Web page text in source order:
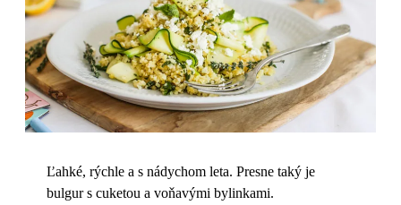
Ľahké, rýchle a s nádychom leta. Presne taký je
bulgur s cuketou a voňavými bylinkami.